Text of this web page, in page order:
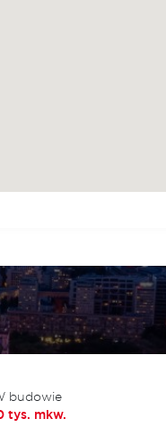
budowie
tys. mkw.